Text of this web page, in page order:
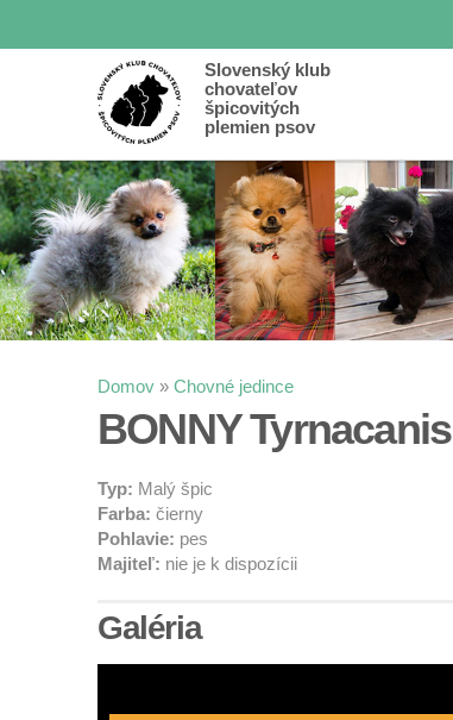
Slovenský klub
chovateľov
špicovitých
plemien psov
Nachádzate sa tu
Domov » Chovné jedince
BONNY Tyrnacanis
Typ: Malý špic
Farba: čierny
Pohlavie: pes
Majiteľ: nie je k dispozícii
Galéria